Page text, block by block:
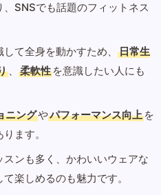
SNSでも話題のフィットネス
て全身を動かすため、
日常生
、 柔軟性 を意識したい人にも
ニングやパフォーマンス向上 を
ます。
ンも多く、かわいいウェアな
楽しめるのも魅力です。